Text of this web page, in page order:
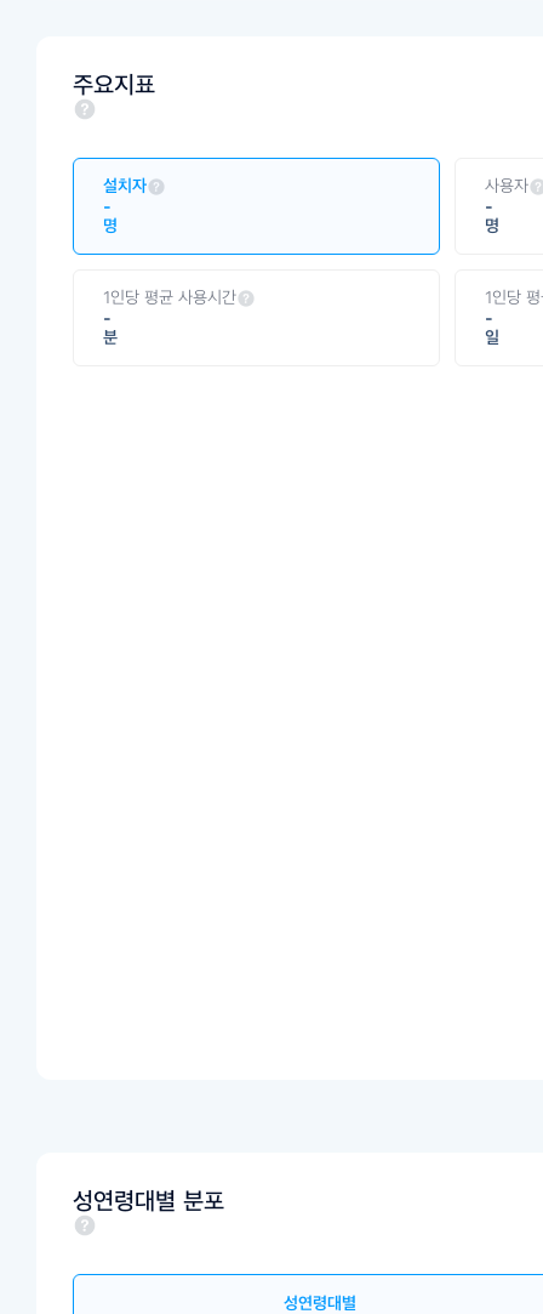
주요지표
설치자
-
명
사용자
-
명
1인당 평균 사용시간
-
분
1인당
-
일
성연령대별 분포
성연령대별